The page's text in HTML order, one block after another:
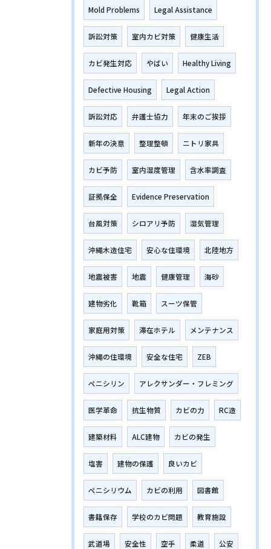
Mold Problems Legal Assistance
訴訟対策 室内カビ対策 健康生活
カビ発生対応 やばい Healthy Living
Defective Housing Legal Action
訴訟対応 弁護士協力 年末のご挨拶
新年の決意 整理整頓 ニトリ家具
カビ予防 室内湿度管理 含水率調査
証拠保全 Evidence Preservation
台風対策 シロアリ予防 湿気管理
沖縄木造住宅 安心な住環境 北陸地方
地震被害 地震 健康管理 海砂
建物劣化 靴箱 スーツ保管
家庭用対策 滞在ホテル メンテナンス
沖縄の住環境 安全な住宅 ZEB
ペニシリン アレクサンダー・フレミング
医学革命 抗生物質 カビの力 RC造
建築材料 ALC建物 カビの発生
塩害 建物の保護 良いカビ
ペニシリウム カビの利用 図書館
書籍保存 学校のカビ問題 教育施設
武道場 安全性 空手 柔道 公安